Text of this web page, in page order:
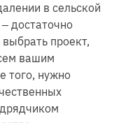
в сельской
достаточно
проект,
вашим
того, нужно